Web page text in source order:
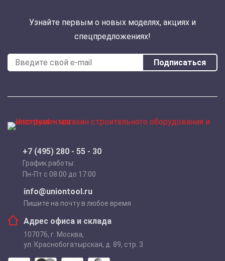
Узнайте первым о новых моделях, акциях и
спецпредложениях!
Подписаться
+7 (495) 280 - 55 - 30
График работы:
Пн-Пт с 08:00 до 17:00
info@uniontool.ru
Пишите на почту в любое время
Адрес офиса и склада
107076, г. Москва,
ул. Краснобогатырская, д. 89, стр. 3